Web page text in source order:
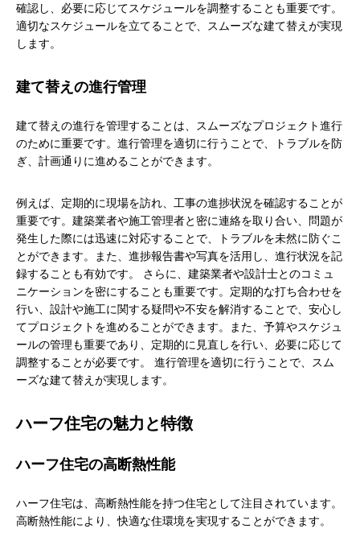
確認し、必要に応じてスケジュールを調整することも重要です。
適切なスケジュールを立てることで、スムーズな建て替えが実現
します。
建て替えの進行管理
建て替えの進行を管理することは、スムーズなプロジェクト進行
のために重要です。進行管理を適切に行うことで、トラブルを防
ぎ、計画通りに進めることができます。
例えば、定期的に現場を訪れ、工事の進捗状況を確認することが
重要です。建築業者や施工管理者と密に連絡を取り合い、問題が
発生した際には迅速に対応することで、トラブルを未然に防ぐこ
とができます。また、進捗報告書や写真を活用し、進行状況を記
録することも有効です。 さらに、建築業者や設計士とのコミュ
ニケーションを密にすることも重要です。定期的な打ち合わせを
行い、設計や施工に関する疑問や不安を解消することで、安心し
てプロジェクトを進めることができます。また、予算やスケジュ
ールの管理も重要であり、定期的に見直しを行い、必要に応じて
調整することが必要です。 進行管理を適切に行うことで、スム
ーズな建て替えが実現します。
ハーフ住宅の魅力と特徴
ハーフ住宅の高断熱性能
ハーフ住宅は、高断熱性能を持つ住宅として注目されています。
高断熱性能により、快適な住環境を実現することができます。